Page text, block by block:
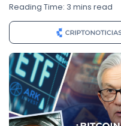
Reading Time: 3 mins read